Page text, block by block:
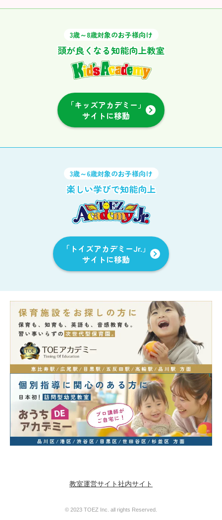
3歳～8歳対象のお子様向け
頭が良くなる知能向上教室
「キッズアカデミー」
サイトに移動
3歳～6歳対象のお子様向け
楽しい学びで知能向上
「トイズアカデミーJr.」
サイトに移動
教室運営サイト社内サイト
© 2023 TOEZ Inc. all rights Reserved.